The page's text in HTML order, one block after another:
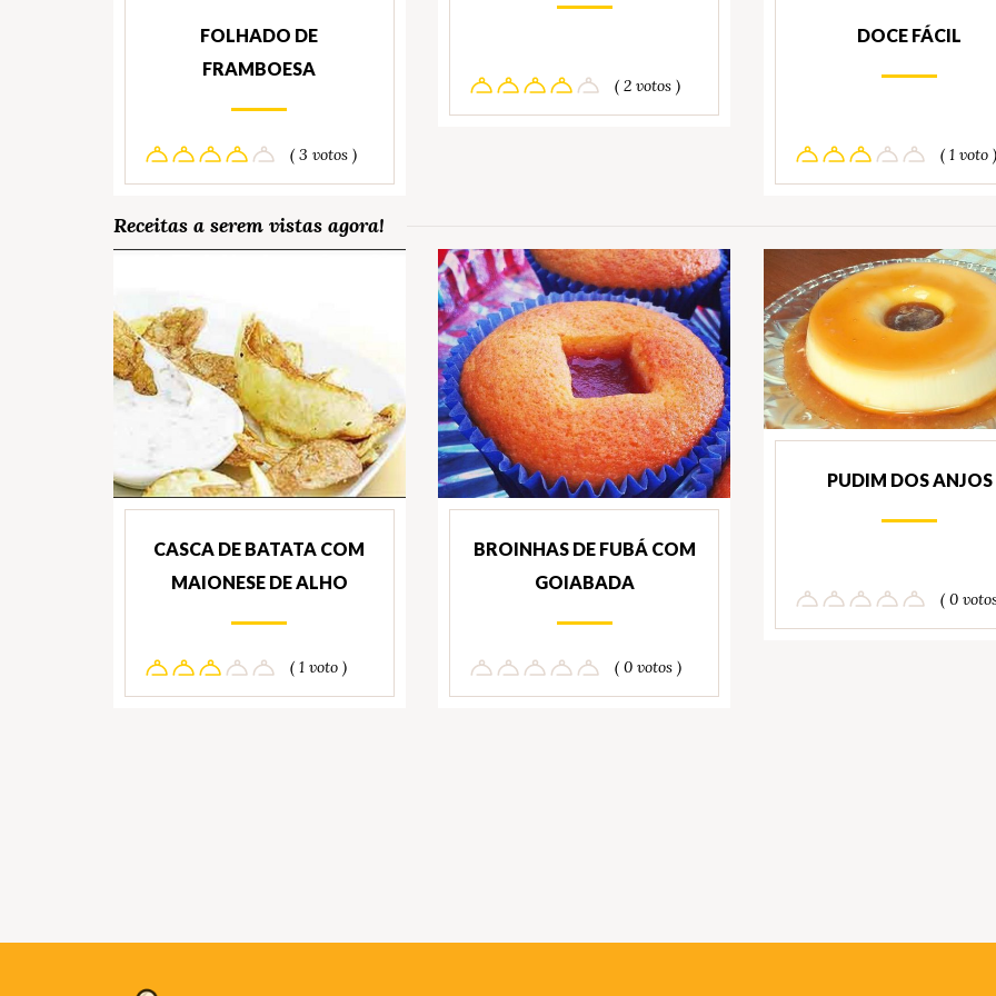
FOLHADO DE
FRAMBOESA
( 3 votos )
( 2 votos )
DOCE FÁCIL
( 1 voto )
Receitas a serem vistas agora!
CASCA DE BATATA COM
MAIONESE DE ALHO
( 1 voto )
BROINHAS DE FUBÁ COM
GOIABADA
( 0 votos )
PUDIM DOS ANJOS
( 0